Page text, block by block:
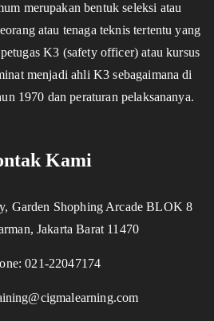
merupakan bentuk seleksi atau
atau tenaga teknis tertentu yang
K3 (safety officer) atau kursus
menjadi ahli K3 sebagaimana di
1970 dan peraturan pelaksananya.
Kami
Garden Shophing Arcade BLOK 8
Jakarta Barat 11470
021-22047174